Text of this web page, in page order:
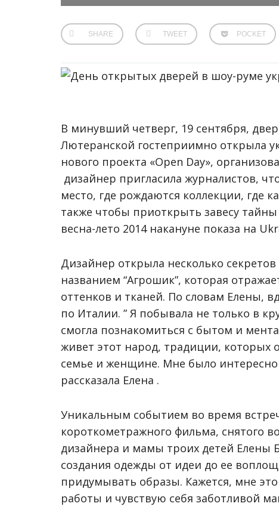
SHARE TWEET POCKET
В минувший четверг, 19 сентября,
Лютеранской гостеприимно открыла
нового проекта «Open Day»,
дизайнер пригласила журналистов,
место, где рождаются коллекции, где
также чтобы приоткрыть завесу
весна-лето 2014 накануне показа на
Дизайнер открыла несколько
названием “Агрошик”, которая
оттенков и тканей. По словам Елены,
по Италии. ” Я побывала не только в
смогла познакомиться с бытом и
живет этот народ, традиции,
семье и женщине. Мне было интересно
рассказала Елена .
Уникальным событием во время
короткометражного фильма, снятого
дизайнера и мамы троих детей Елены
создания одежды от идеи до ее
придумывать образы. Кажется, мне
работы и чувствую себя заботливой